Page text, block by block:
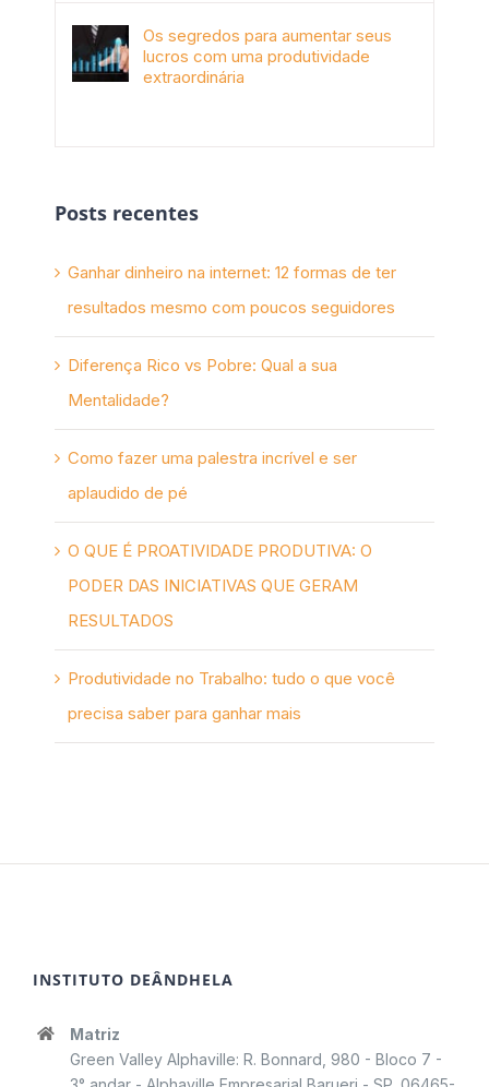
Os segredos para aumentar seus
lucros com uma produtividade
extraordinária
Posts recentes
Ganhar dinheiro na internet: 12 formas de ter
resultados mesmo com poucos seguidores
Diferença Rico vs Pobre: Qual a sua
Mentalidade?
Como fazer uma palestra incrível e ser
aplaudido de pé
O QUE É PROATIVIDADE PRODUTIVA: O
PODER DAS INICIATIVAS QUE GERAM
RESULTADOS
Produtividade no Trabalho: tudo o que você
precisa saber para ganhar mais
INSTITUTO DEÂNDHELA
Matriz
Green Valley Alphaville: R. Bonnard, 980 - Bloco 7 -